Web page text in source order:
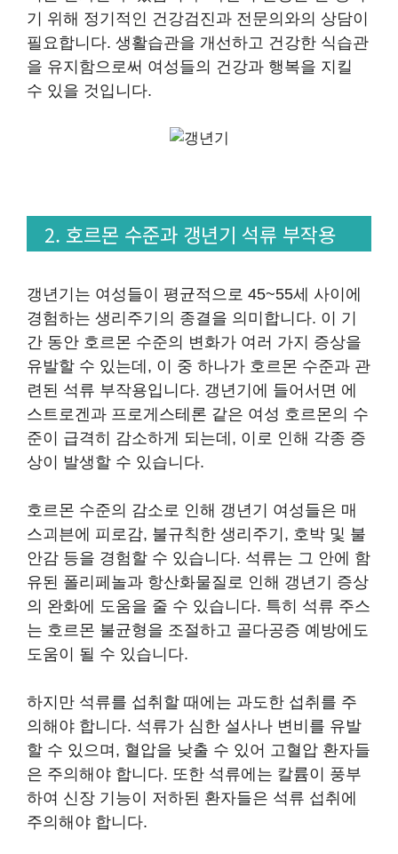
기 위해 정기적인 건강검진과 전문의와의 상담이
필요합니다. 생활습관을 개선하고 건강한 식습관
을 유지함으로써 여성들의 건강과 행복을 지킬
수 있을 것입니다.
2. 호르몬 수준과 갱년기 석류 부작용
갱년기는 여성들이 평균적으로 45~55세 사이에
경험하는 생리주기의 종결을 의미합니다. 이 기
간 동안 호르몬 수준의 변화가 여러 가지 증상을
유발할 수 있는데, 이 중 하나가 호르몬 수준과 관
련된 석류 부작용입니다. 갱년기에 들어서면 에
스트로겐과 프로게스테론 같은 여성 호르몬의 수
준이 급격히 감소하게 되는데, 이로 인해 각종 증
상이 발생할 수 있습니다.
호르몬 수준의 감소로 인해 갱년기 여성들은 매
스괴븐에 피로감, 불규칙한 생리주기, 호박 및 불
안감 등을 경험할 수 있습니다. 석류는 그 안에 함
유된 폴리페놀과 항산화물질로 인해 갱년기 증상
의 완화에 도움을 줄 수 있습니다. 특히 석류 주스
는 호르몬 불균형을 조절하고 골다공증 예방에도
도움이 될 수 있습니다.
하지만 석류를 섭취할 때에는 과도한 섭취를 주
의해야 합니다. 석류가 심한 설사나 변비를 유발
할 수 있으며, 혈압을 낮출 수 있어 고혈압 환자들
은 주의해야 합니다. 또한 석류에는 칼륨이 풍부
하여 신장 기능이 저하된 환자들은 석류 섭취에
주의해야 합니다.